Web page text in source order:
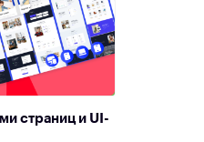
страниц и UI-